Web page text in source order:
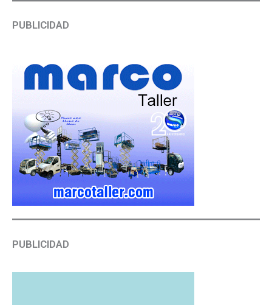
PUBLICIDAD
PUBLICIDAD